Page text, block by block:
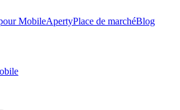
MobileApertyPlace de marchéBlog